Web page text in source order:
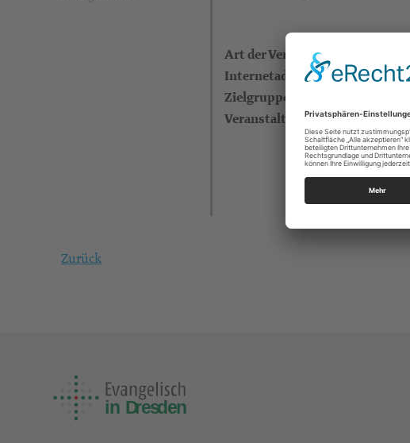
Art der Veranstaltung
Internetadresse
Zielgruppe
Veranstalter
Zurück